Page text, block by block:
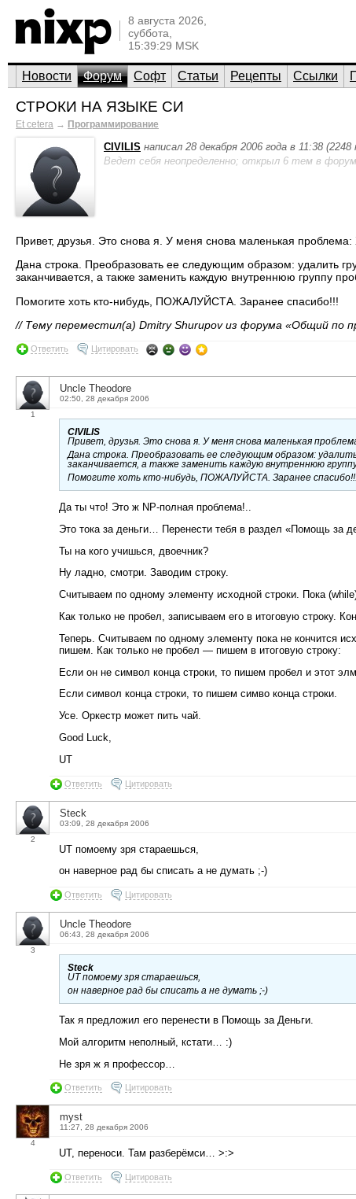
8 августа 2026,
суббота,
15:39:29 MSK
Новости Форум Софт Статьи Рецепты Ссылки
СТРОКИ НА ЯЗЫКЕ СИ
Et cetera → Программирование
CIVILIS написал 28 декабря 2006 года в 11:38
Ведет себя неопределенно; открыл 6 тем в
Привет, друзья. Это снова я. У меня снова маленькая
Дана строка. Преобразовать ее следующим образом: удалить
заканчивается, а также заменить каждую внутреннюю группу
Помогите хоть кто-нибудь, ПОЖАЛУЙСТА. Заранее спасибо!!!
// Тему переместил(а) Dmitry Shurupov из форума «Общий по
Ответить Цитировать
1
Uncle Theodore
02:50, 28 декабря 2006
CIVILIS
Привет, друзья. Это снова я. У меня снова маленькая
Дана строка. Преобразовать ее следующим образом:
заканчивается, а также заменить каждую внутреннюю
Помогите хоть кто-нибудь, ПОЖАЛУЙСТА. Заранее
Да ты что! Это ж NP-полная проблема!..
Это тока за деньги… Перенести тебя в раздел «Помощь за
Ты на кого учишься, двоечник?
Ну ладно, смотри. Заводим строку.
Считываем по одному элементу исходной строки. Пока
Как только не пробел, записываем его в итоговую строку.
Теперь. Считываем по одному элементу пока не кончится
пишем. Как только не пробел — пишем в итоговую строку:
Если он не символ конца строки, то пишем пробел и этот
Если символ конца строки, то пишем симво конца строки.
Усе. Оркестр может пить чай.
Good Luck,
UT
Ответить Цитировать
2
Steck
03:09, 28 декабря 2006
UT помоему зря стараешься,
он наверное рад бы списать а не думать ;-)
Ответить Цитировать
3
Uncle Theodore
06:43, 28 декабря 2006
Steck
UT помоему зря стараешься,
он наверное рад бы списать а не думать ;-)
Так я предложил его перенести в Помощь за Деньги.
Мой алгоритм неполный, кстати… :)
Не зря ж я профессор…
Ответить Цитировать
4
myst
11:27, 28 декабря 2006
UT, переноси. Там разберёмси… >:>
Ответить Цитировать